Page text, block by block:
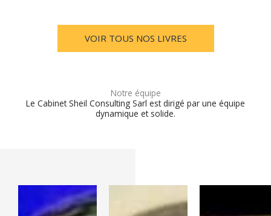
VOIR TOUS NOS LIVRES
Notre équipe
Le Cabinet Sheil Consulting Sarl est dirigé par une équipe
dynamique et solide.